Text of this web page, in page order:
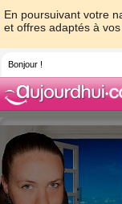
En poursuivant votre
et offres adaptés à
Bonjour !